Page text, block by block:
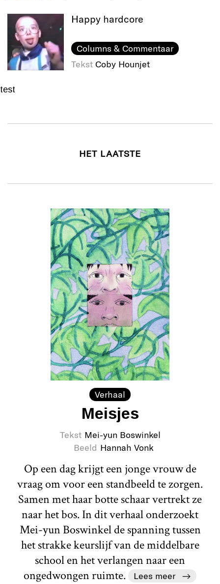
Happy hardcore
Columns & Commentaar
Tekst Coby Hounjet
test
HET LAATSTE
Verhaal
Meisjes
Tekst Mei-yun Boswinkel
Beeld Hannah Vonk
Op een dag krijgt een jonge vrouw de
vraag om voor een standbeeld te zorgen.
Samen met haar botte schaar vertrekt ze
naar het bos. In dit verhaal onderzoekt
Mei-yun Boswinkel de spanning tussen
het strakke keurslijf van de middelbare
school en het verlangen naar een
ongedwongen ruimte.
Lees meer